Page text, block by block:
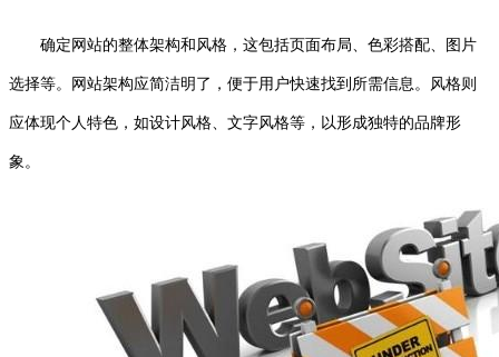
确定网站的整体架构和风格，这包括页面布局、色彩搭配、图片
选择等。网站架构应简洁明了，便于用户快速找到所需信息。风格则
应体现个人特色，如设计风格、文字风格等，以形成独特的品牌形
象。